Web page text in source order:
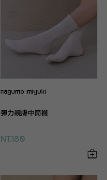
nagumo miyuki
彈力親膚中筒襪
NT.180